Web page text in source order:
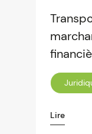
Lire